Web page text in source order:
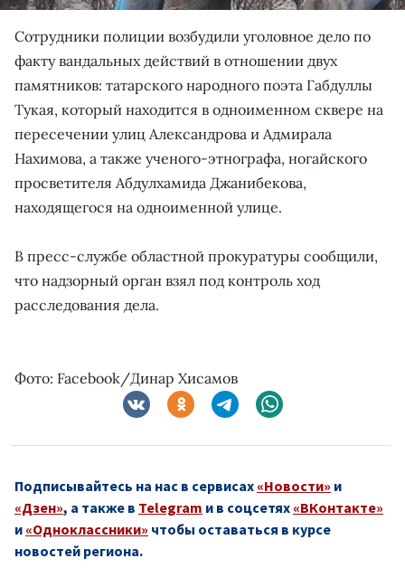
Сотрудники полиции возбудили уголовное дело по
факту вандальных действий в отношении двух
памятников: татарского народного поэта Габдуллы
Тукая, который находится в одноименном сквере на
пересечении улиц Александрова и Адмирала
Нахимова, а также ученого-этнографа, ногайского
просветителя Абдулхамида Джанибекова,
находящегося на одноименной улице.
В пресс-службе областной прокуратуры сообщили,
что надзорный орган взял под контроль ход
расследования дела.
Фото: Facebook/Динар Хисамов
Подписывайтесь на нас в сервисах «Новости» и
«Дзен», а также в Telegram и в соцсетях «ВКонтакте»
и «Одноклассники» чтобы оставаться в курсе
новостей региона.